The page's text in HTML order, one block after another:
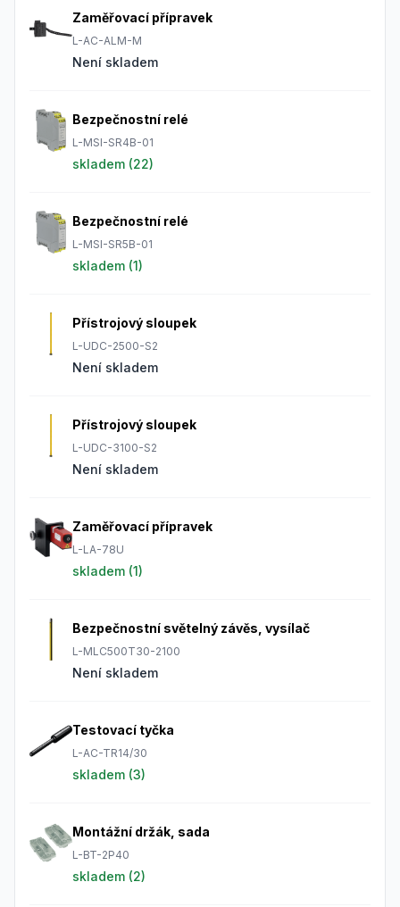
Zaměřovací přípravek
L-AC-ALM-M
Není skladem
Bezpečnostní relé
L-MSI-SR4B-01
skladem (22)
Bezpečnostní relé
L-MSI-SR5B-01
skladem (1)
Přístrojový sloupek
L-UDC-2500-S2
Není skladem
Přístrojový sloupek
L-UDC-3100-S2
Není skladem
Zaměřovací přípravek
L-LA-78U
skladem (1)
Bezpečnostní světelný závěs, vysílač
L-MLC500T30-2100
Není skladem
Testovací tyčka
L-AC-TR14/30
skladem (3)
Montážní držák, sada
L-BT-2P40
skladem (2)